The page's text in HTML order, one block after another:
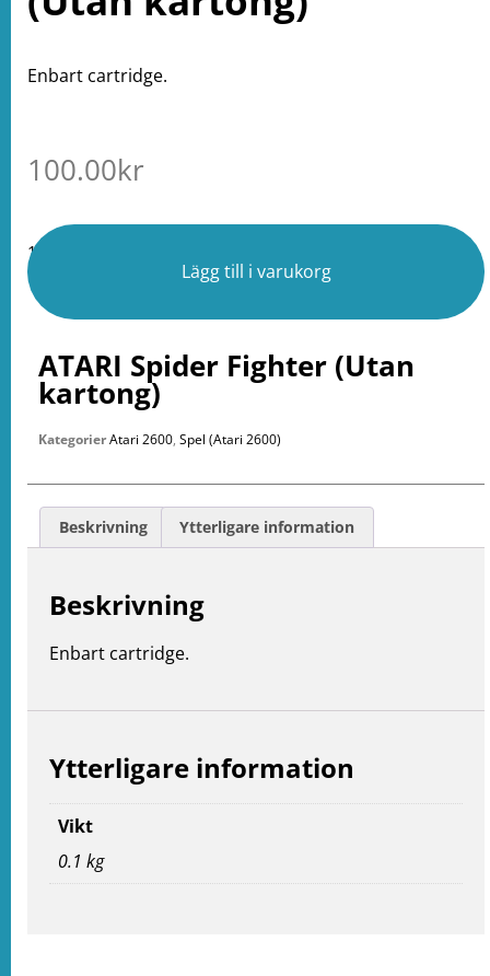
Enbart cartridge.
100.00kr
1 i lager
Lägg till i varukorg
ATARI Spider Fighter (Utan
kartong)
KategorierAtari 2600, Spel (Atari 2600)
Beskrivning Ytterligare information
Beskrivning
Enbart cartridge.
Ytterligare information
Vikt
0.1 kg